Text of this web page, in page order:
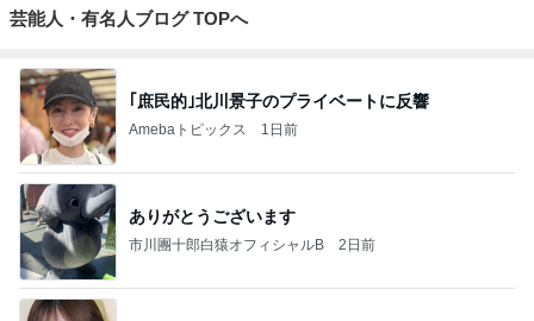
芸能人・有名人ブログ TOPへ
｢庶民的｣北川景子のプライベートに反響
Amebaトピックス 1日前
ありがとうございます
市川團十郎白猿オフィシャルB 2日前